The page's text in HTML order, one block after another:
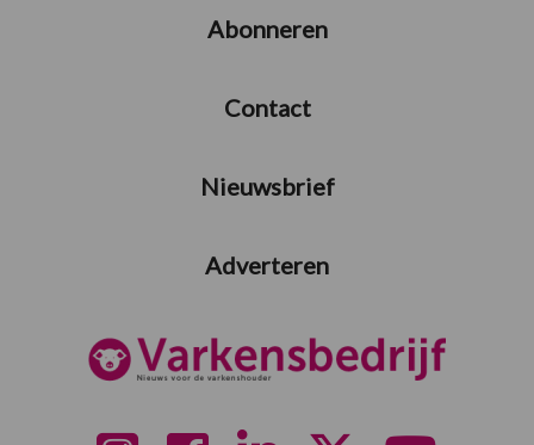
Abonneren
Contact
Nieuwsbrief
Adverteren